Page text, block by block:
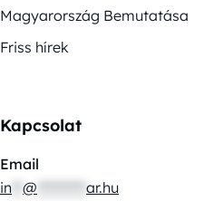
Magyarország Bemutatása
Friss hírek
Kapcsolat
Email
in @ ar.hu